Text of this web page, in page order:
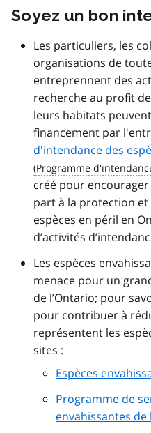
Soyez un bon
Les particuliers, les
organisations de
entreprennent des
recherche au profit
leurs habitats
financement par
d'intendance des
créé pour
part à la protection
espèces en péril en
d’activités
Les espèces
menace pour un
de l’Ontario; pour
pour contribuer à
représentent les
sites :
Espèces
Programme de
envahissantes de